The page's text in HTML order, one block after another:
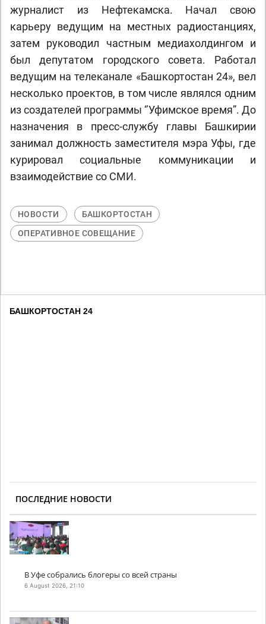
журналист из Нефтекамска. Начал свою
карьеру ведущим на местных радиостанциях,
затем руководил частным медиахолдингом и
был депутатом городского совета. Работал
ведущим на телеканале «Башкортостан 24», вел
несколько проектов, в том числе являлся одним
из создателей программы ‘’Уфимское время”. До
назначения в пресс-службу главы Башкирии
занимал должность заместителя мэра Уфы, где
курировал социальные коммуникации и
взаимодействие со СМИ.
НОВОСТИ
БАШКОРТОСТАН
ОПЕРАТИВНОЕ СОВЕЩАНИЕ
БАШКОРТОСТАН 24
ПОСЛЕДНИЕ НОВОСТИ
В Уфе собрались блогеры со всей страны
6 August 2026, 21:10